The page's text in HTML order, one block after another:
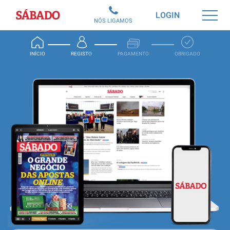
Sábado
INÍCIO REGISTO PAGAMENTO OBRIGADO
LOGIN
NÓS LIGAMOS